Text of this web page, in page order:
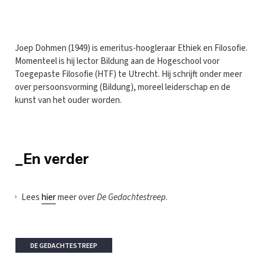
Joep Dohmen (1949) is emeritus-hoogleraar Ethiek en Filosofie.
Momenteel is hij lector Bildung aan de Hogeschool voor
Toegepaste Filosofie (HTF) te Utrecht. Hij schrijft onder meer
over persoonsvorming (Bildung), moreel leiderschap en de
kunst van het ouder worden.
_En verder
Leeshiermeer overDe Gedachtestreep.
DE GEDACHTESTREEP